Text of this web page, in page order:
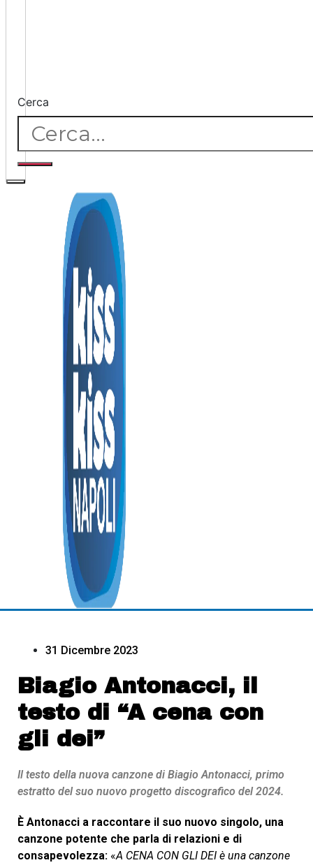
Cerca
31 Dicembre 2023
Biagio Antonacci, il
testo di “A cena con
gli dei”
Il testo della nuova canzone di Biagio Antonacci, primo
estratto del suo nuovo progetto discografico del 2024.
È Antonacci a raccontare il suo nuovo singolo, una
canzone potente che parla di relazioni e di
consapevolezza: «A CENA CON GLI DEI è una canzone